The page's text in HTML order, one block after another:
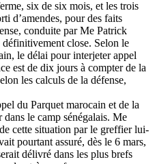
six de six mois, et les trois
d’amendes, pour des faits
conduite par Me Patrick
close. Selon le
le délai pour interjeter appel
est de dix jours à compter de la
les calculs de la défense,
du Parquet marocain et de la
le camp sénégalais. Me
cette situation par le greffier lui-
pourtant assuré, dès le 6 mars,
délivré dans les plus brefs